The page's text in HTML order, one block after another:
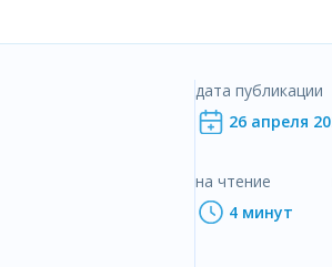
дата публикации
26 апреля
на чтение
4 минут